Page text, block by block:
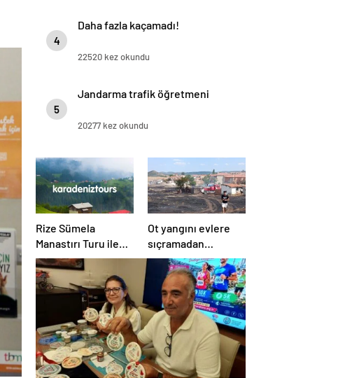
4
Daha fazla kaçamadı!
22520 kez okundu
5
Jandarma trafik öğretmeni
20277 kez okundu
Rize Sümela
Manastırı Turu ile
Tarih ve Doğayı Bir
Arada Keşfedin
Ot yangını evlere
sıçramadan
söndürüldü!